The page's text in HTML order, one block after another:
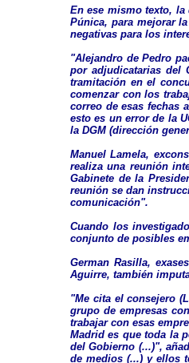
En ese mismo texto,
Púnica, para mejorar
negativas para los
"Alejandro de Pedro
por adjudicatarias del
tramitación en el
comenzar con los
correo de esas fechas
esto es un error de la
la DGM (dirección
Manuel Lamela,
realiza una reunión
Gabinete de la
reunión se dan
comunicación".
Cuando los
conjunto de posibles
German Rasilla,
Aguirre, también
"Me cita el consejero
grupo de empresas
trabajar con esas
Madrid es que toda la
del Gobierno (...)",
de medios (...) y ellos